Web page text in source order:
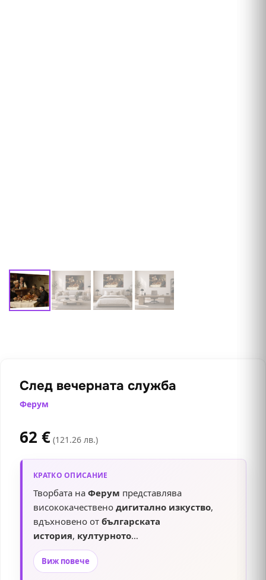
След вечерната служба
Ферум
62 € (121.26 лв.)
КРАТКО ОПИСАНИЕ
Творбата на Ферум представлява
висококачествено дигитално изкуство,
вдъхновено от българската
история, културното
наследство,традициите
автентичния народен бит
Виж повече